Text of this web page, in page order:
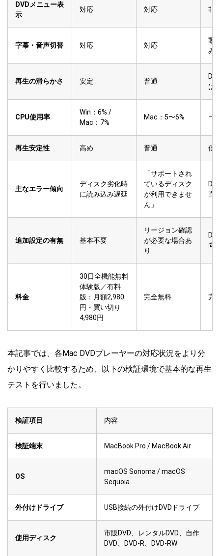
DVDメニュー表
示
対応 対応 非
字幕・音声切替 対応 対応
動
み
再生の滑らかさ 安定 普通
は
CPU使用率
Win：6% /
Mac：7%
Mac：5〜6% —
再生安定性 高め 普通 低
主なエラー傾向
ディスク劣化時
に読み込み遅延
「サポートされ
ているディスク
が利用できませ
ん」
直
追加設定の有無 基本不要
リージョン確認
が必要な場合あ
り
向
料金
30日全機能無料
体験版／有料
版：月額2,980
円・買い切り
4,980円
完全無料 完
本記事では、各Mac DVDプレーヤーの対応状況をより分
かりやすく比較するため、以下の検証環境で基本的な再生
テストを行いました。
検証項目 内容
検証端末 MacBook Pro / MacBook Air
OS
macOS Sonoma / macOS
Sequoia
外付けドライブ USB接続の外付けDVDドライブ
使用ディスク
市販DVD、レンタルDVD、自作
DVD、DVD-R、DVD-RW